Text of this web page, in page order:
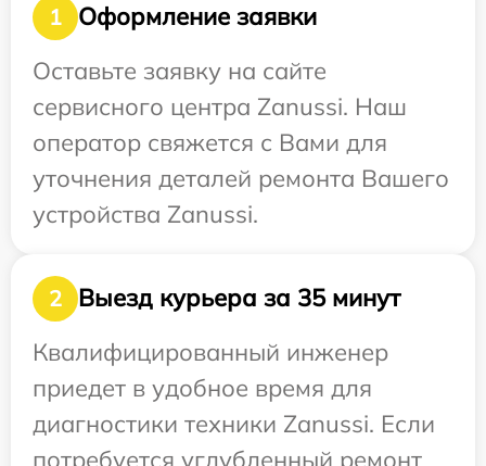
1
Оформление заявки
Оставьте заявку на сайте
сервисного центра Zanussi. Наш
оператор свяжется с Вами для
уточнения деталей ремонта Вашего
устройства Zanussi.
2
Выезд курьера за 35 минут
Квалифицированный инженер
приедет в удобное время для
диагностики техники Zanussi. Если
потребуется углубленный ремонт